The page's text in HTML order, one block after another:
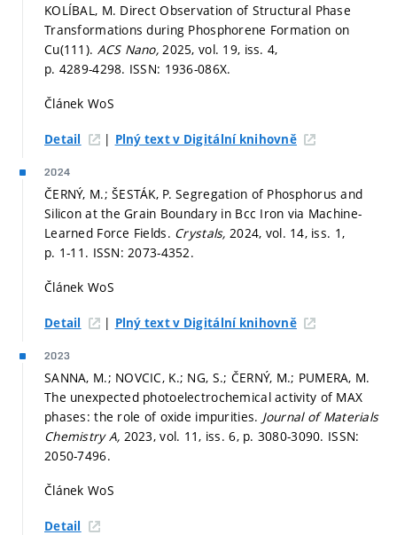
KOLÍBAL, M. Direct Observation of Structural Phase
Transformations during Phosphorene Formation on
Cu(111). ACS Nano, 2025, vol. 19, iss. 4,
p. 4289-4298. ISSN: 1936-086X.
Článek WoS
Detail | Plný text v Digitální knihovně
2024
ČERNÝ, M.; ŠESTÁK, P. Segregation of Phosphorus and
Silicon at the Grain Boundary in Bcc Iron via Machine-
Learned Force Fields. Crystals, 2024, vol. 14, iss. 1,
p. 1-11. ISSN: 2073-4352.
Článek WoS
Detail | Plný text v Digitální knihovně
2023
SANNA, M.; NOVCIC, K.; NG, S.; ČERNÝ, M.; PUMERA, M.
The unexpected photoelectrochemical activity of MAX
phases: the role of oxide impurities. Journal of Materials
Chemistry A, 2023, vol. 11, iss. 6, p. 3080-3090. ISSN:
2050-7496.
Článek WoS
Detail